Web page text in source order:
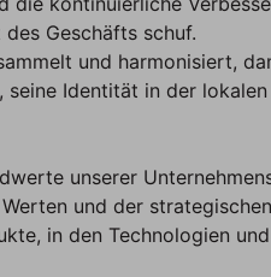
Geschäfts schuf.
und harmonisiert,
Identität in der
unserer
und der
in den Technologien